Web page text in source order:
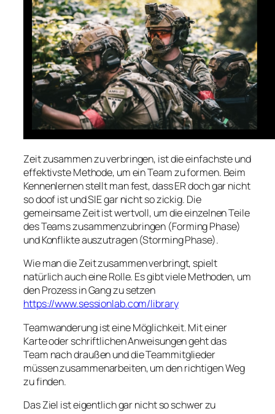
Zeit zusammen zu verbringen, ist die einfachste und
effektivste Methode, um ein Team zu formen. Beim
Kennenlernen stellt man fest, dass ER doch gar nicht
so doof ist und SIE gar nicht so zickig. Die
gemeinsame Zeit ist wertvoll, um die einzelnen Teile
des Teams zusammenzubringen (Forming Phase)
und Konflikte auszutragen (Storming Phase).
Wie man die Zeit zusammen verbringt, spielt
natürlich auch eine Rolle. Es gibt viele Methoden, um
den Prozess in Gang zu setzen
https://www.sessionlab.com/library
Teamwanderung ist eine Möglichkeit. Mit einer
Karte oder schriftlichen Anweisungen geht das
Team nach draußen und die Teammitglieder
müssen zusammenarbeiten, um den richtigen Weg
zu finden.
Das Ziel ist eigentlich gar nicht so schwer zu